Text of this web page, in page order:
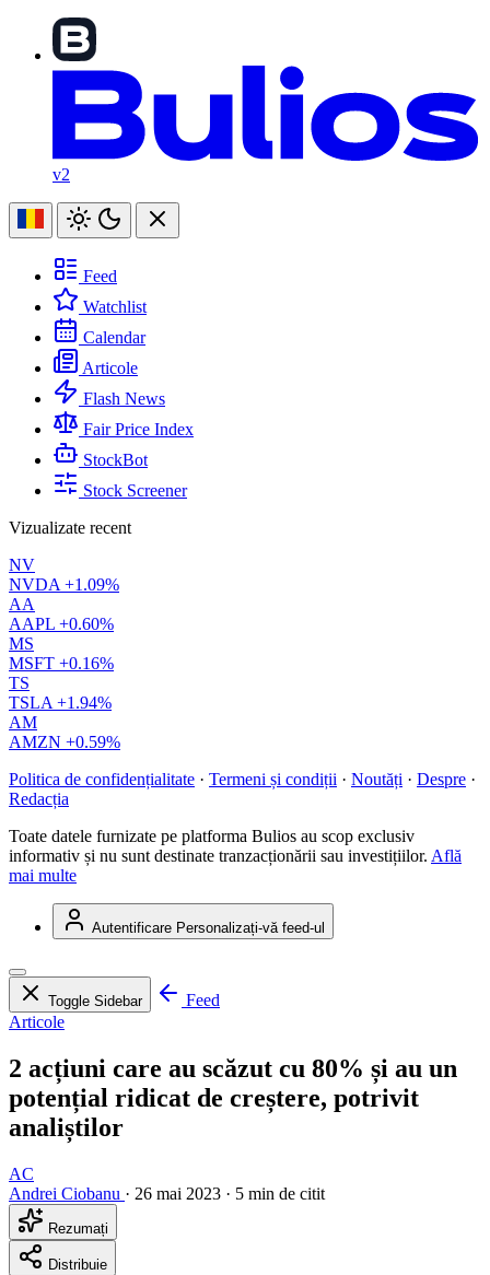
v2
Feed
Watchlist
Calendar
Articole
Flash News
Fair Price Index
StockBot
Stock Screener
Vizualizate recent
NV
NVDA +1.09%
AA
AAPL +0.60%
MS
MSFT +0.16%
TS
TSLA +1.94%
AM
AMZN +0.59%
Politica de confidențialitate · Termeni și condiții · Noutăți · Despre ·
Redacția
Toate datele furnizate pe platforma Bulios au scop exclusiv
informativ și nu sunt destinate tranzacționării sau investițiilor. Află
mai multe
Autentificare Personalizați-vă feed-ul
Toggle Sidebar
Feed
Articole
2 acțiuni care au scăzut cu 80% și au un
potențial ridicat de creștere, potrivit
analiștilor
AC
Andrei Ciobanu · 26 mai 2023 · 5 min de citit
Rezumați
Distribuie